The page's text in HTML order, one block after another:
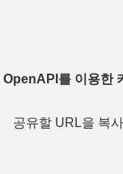
OpenAPI를 이용한
공유할 URL을 복